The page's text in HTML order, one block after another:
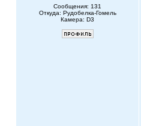
Сообщения: 131
Откуда: Рудобелка-Гомель
Камера: D3